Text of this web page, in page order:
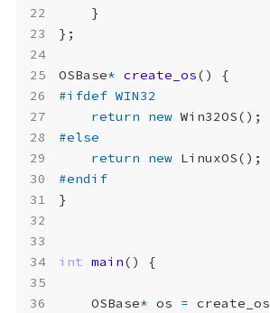
}
};
OSBase* create_os()
{
return
new Win32OS();
return
new LinuxOS();
}
int main() {
OSBase* os = create_os